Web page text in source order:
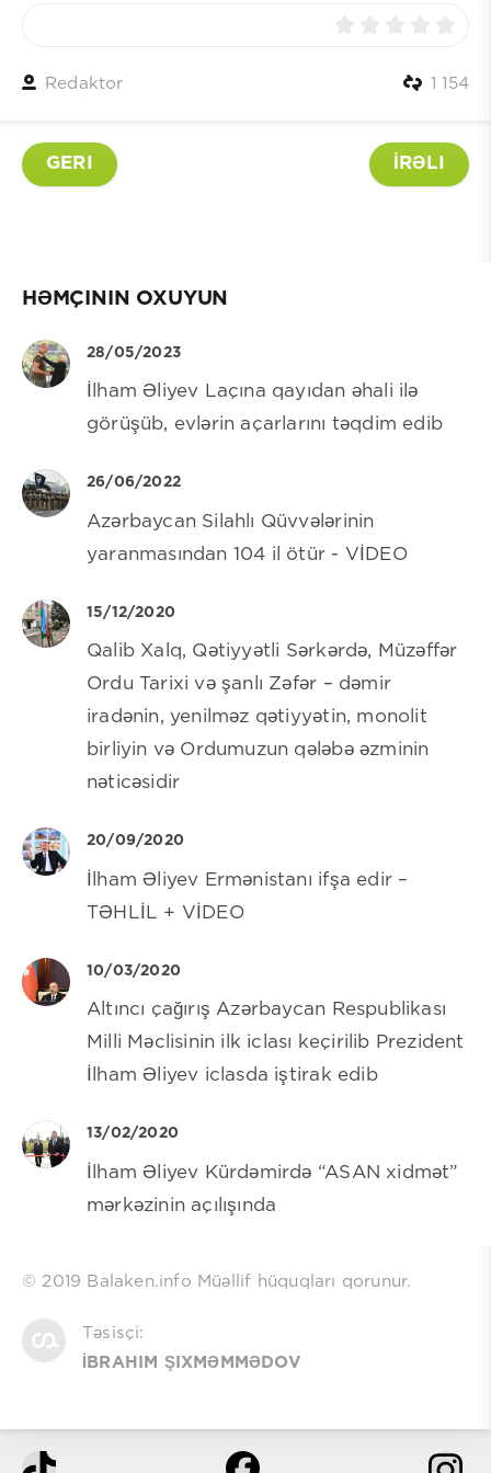
Redaktor 1 154
GERI İRƏLI
HƏMÇININ OXUYUN
28/05/2023
İlham Əliyev Laçına qayıdan əhali ilə
görüşüb, evlərin açarlarını təqdim edib
26/06/2022
Azərbaycan Silahlı Qüvvələrinin
yaranmasından 104 il ötür - VİDEO
15/12/2020
Qalib Xalq, Qətiyyətli Sərkərdə, Müzəffər
Ordu Tarixi və şanlı Zəfər – dəmir
iradənin, yenilməz qətiyyətin, monolit
birliyin və Ordumuzun qələbə əzminin
nəticəsidir
20/09/2020
İlham Əliyev Ermənistanı ifşa edir –
TƏHLİL + VİDEO
10/03/2020
Altıncı çağırış Azərbaycan Respublikası
Milli Məclisinin ilk iclası keçirilib Prezident
İlham Əliyev iclasda iştirak edib
13/02/2020
İlham Əliyev Kürdəmirdə “ASAN xidmət”
mərkəzinin açılışında
© 2019 Balaken.info Müəllif hüquqları qorunur.
Təsisçi:
İBRAHIM ŞIXMƏMMƏDOV